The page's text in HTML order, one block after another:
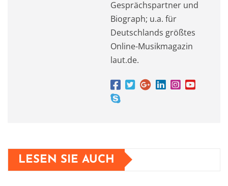
Gesprächspartner und
Biograph; u.a. für
Deutschlands größtes
Online-Musikmagazin
laut.de.
LESEN SIE AUCH